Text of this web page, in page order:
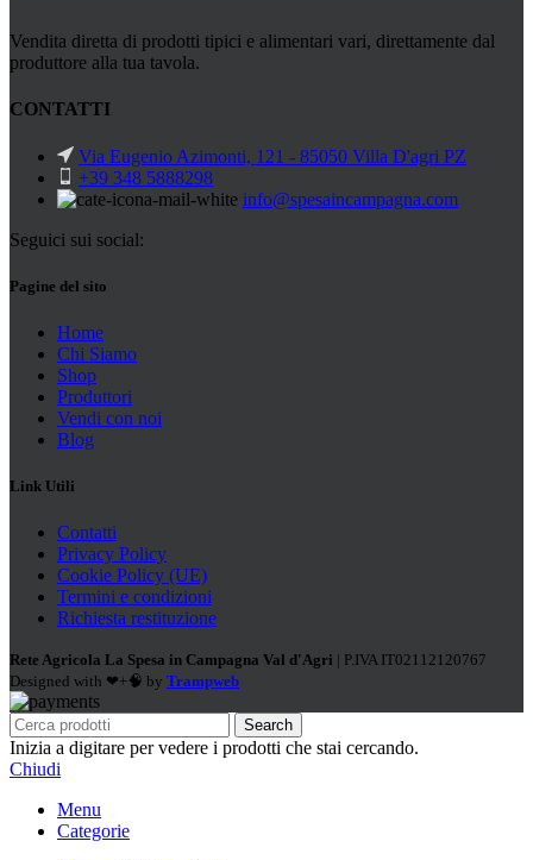
Sott’oli e conserve
Sughi pronti e passate
Tisane
Vino e liquori
Zuppe secche e pronte
Vendita diretta di prodotti tipici e alimentari vari, direttamente dal
produttore alla tua tavola.
CONTATTI
Via Eugenio Azimonti, 121 - 85050 Villa D'agri PZ
+39 348 5888298
info@spesaincampagna.com
Seguici sui social:
Pagine del sito
Home
Chi Siamo
Shop
Produttori
Vendi con noi
Blog
Link Utili
Contatti
Privacy Policy
Cookie Policy (UE)
Termini e condizioni
Richiesta restituzione
Rete Agricola La Spesa in Campagna Val d'Agri | P.IVA IT02112120767
Designed with ❤+🧠 by Trampweb
Search
Inizia a digitare per vedere i prodotti che stai cercando.
Chiudi
Menu
Categorie